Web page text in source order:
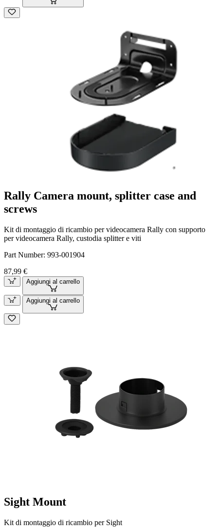
Rally Camera mount, splitter case and
screws
Kit di montaggio di ricambio per videocamera Rally con supporto
per videocamera Rally, custodia splitter e viti
Part Number: 993-001904
87,99 €
Aggiungi al carrello
Aggiungi al carrello
Sight Mount
Kit di montaggio di ricambio per Sight